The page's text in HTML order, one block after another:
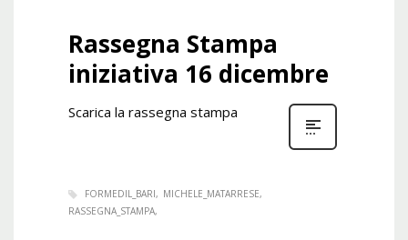
Rassegna Stampa
iniziativa 16 dicembre
Scarica la rassegna stampa
FORMEDIL_BARI
MICHELE_MATARRESE
RASSEGNA_STAMPA